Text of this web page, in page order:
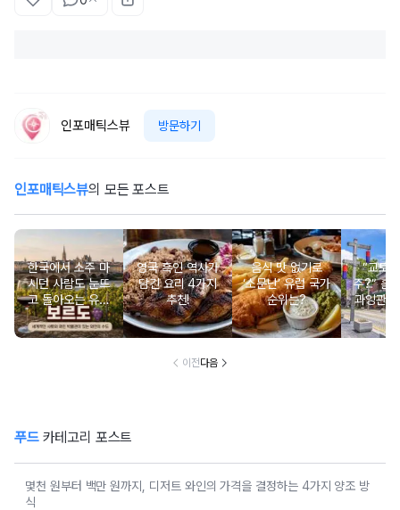
인포매틱스뷰 방문하기
인포매틱스뷰의 모든 포스트
한국에서 소주 마
시던 사람도 눈뜨
고 돌아오는 유럽
와인 도시 탐방
영국 흑인 역사가
담긴 요리 4가지
추천!
음식 맛 없기로
‘소문난’ 유럽 국가
순위는?
“교토
주?” 홀
과잉관
있는 세
행지 순
이전다음
푸드카테고리 포스트
몇천 원부터 백만 원까지, 디저트 와인의 가격을 결정하는 4가지 양조 방
식